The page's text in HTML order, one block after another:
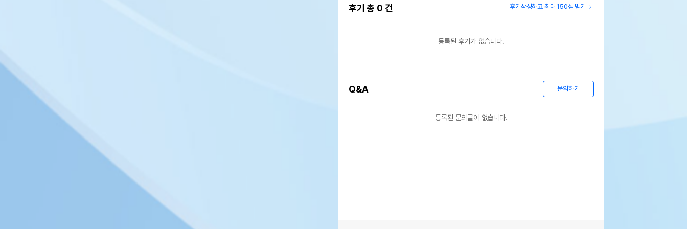
후기 총 0 건 후기작성하고 최대 150점 받기
등록된 후기가 없습니다.
Q&A 문의하기
등록된 문의글이 없습니다.